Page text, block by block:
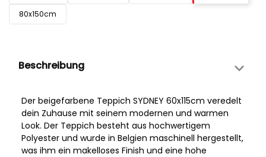
80x150cm
Beschreibung
Der beigefarbene Teppich SYDNEY 60x115cm veredelt
dein Zuhause mit seinem modernen und warmen
Look. Der Teppich besteht aus hochwertigem
Polyester und wurde in Belgien maschinell hergestellt,
was ihm ein makelloses Finish und eine hohe